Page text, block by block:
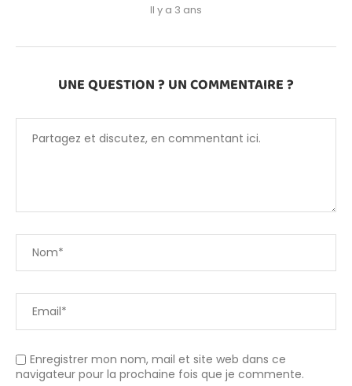
Il y a 3 ans
UNE QUESTION ? UN COMMENTAIRE ?
Enregistrer mon nom, mail et site web dans ce
navigateur pour la prochaine fois que je commente.